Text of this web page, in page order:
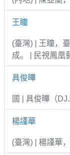
王瞳
(臺灣) | 王瞳，
成。 | 民視鳳凰
具俊曄
國 | 具俊曄（
楊謹華
(臺灣) | 楊謹華